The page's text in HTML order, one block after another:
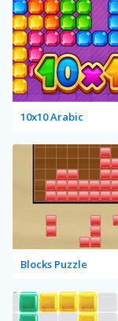
10x10 Arabic
Blocks Puzzle